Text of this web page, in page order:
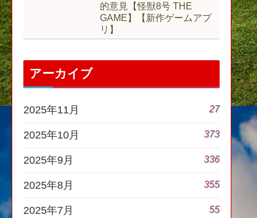
的意見【怪獣8号 THE
GAME】【新作ゲームアプ
リ】
アーカイブ
2025年11月 27
2025年10月 373
2025年9月 336
2025年8月 355
2025年7月 55